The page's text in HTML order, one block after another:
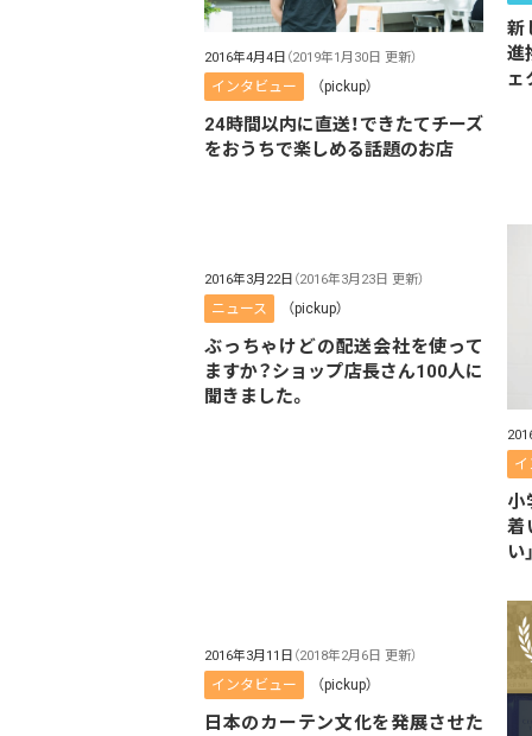
2016年4月4日 （2019年1月30日 更新）
インタビュー （pickup）
24時間以内に直送！できたてチーズ
をおうちで楽しめる話題のお店
新
進
ェ
2016年3月22日 （2016年3月23日 更新）
ニュース （pickup）
ぶっちゃけどの配送会社を使って
ますか？ショップ店長さん100人に
聞きました。
イ
小
着
い
2016年3月11日 （2018年2月6日 更新）
インタビュー （pickup）
日本のカーテン文化を発展させた